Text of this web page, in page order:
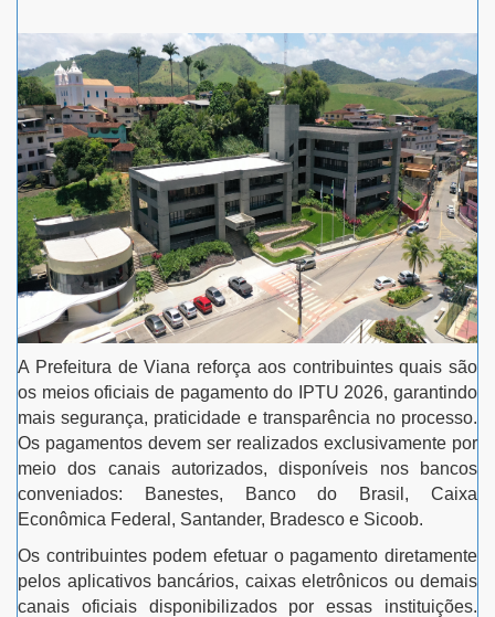
A Prefeitura de Viana reforça aos contribuintes quais são
os meios oficiais de pagamento do IPTU 2026, garantindo
mais segurança, praticidade e transparência no processo.
Os pagamentos devem ser realizados exclusivamente por
meio dos canais autorizados, disponíveis nos bancos
conveniados: Banestes, Banco do Brasil, Caixa
Econômica Federal, Santander, Bradesco e Sicoob.
Os contribuintes podem efetuar o pagamento diretamente
pelos aplicativos bancários, caixas eletrônicos ou demais
canais oficiais disponibilizados por essas instituições.